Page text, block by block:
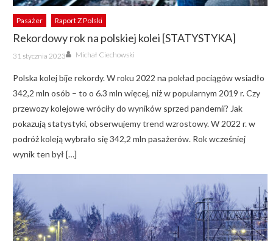
Pasażer Raport Z Polski
Rekordowy rok na polskiej kolei [STATYSTYKA]
Posted
on
31 stycznia 2023 Author
Michał Ciechowski
Polska kolej bije rekordy. W roku 2022 na pokład pociągów wsiadło
342,2 mln osób – to o 6.3 mln więcej, niż w popularnym 2019 r. Czy
przewozy kolejowe wróciły do wyników sprzed pandemii? Jak
pokazują statystyki, obserwujemy trend wzrostowy. W 2022 r. w
podróż koleją wybrało się 342,2 mln pasażerów. Rok wcześniej
wynik ten był […]